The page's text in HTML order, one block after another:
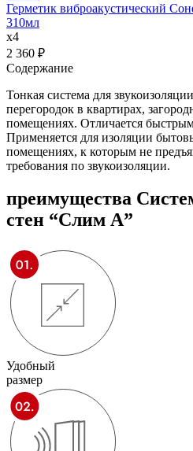
Герметик виброакустический
310мл
x4
2 360 ₽
Содержание
Тонкая система для
перегородок в квартирах,
помещениях. Отличается
Применяется для изоляции
помещениях, к которым не
требования по звукоизоляции.
преимущества
стен “Слим А”
Удобный
размер